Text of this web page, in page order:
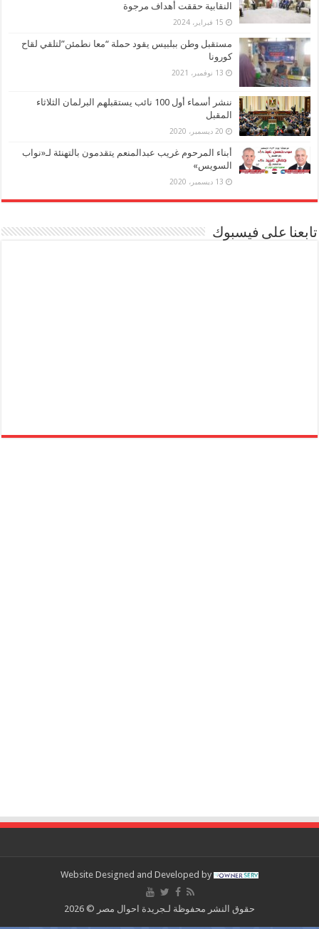
النقابية حققت أهداف مرجوة
15 فبراير، 2024
مستقبل وطن ببلبيس يقود حملة “معا نطمئن”لتلقي لقاح
كورونا
13 نوفمبر، 2021
ننشر أسماء أول 100 نائب يستقبلهم البرلمان الثلاثاء
المقبل
20 ديسمبر، 2020
أبناء المرحوم غريب عبدالمنعم يتقدمون بالتهنئة لـ«نواب
السويس»
13 ديسمبر، 2020
تابعنا على فيسبوك
Website Designed and Developed by
حقوق النشر محفوظة لـجريدة احوال مصر © 2026